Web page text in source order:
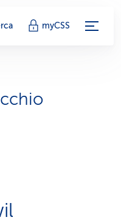
myCSS